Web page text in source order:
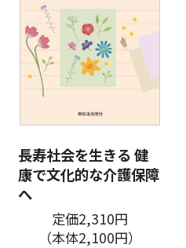
長寿社会を生きる 健
康で文化的な介護保障
へ
定価2,310円
（本体2,100円）